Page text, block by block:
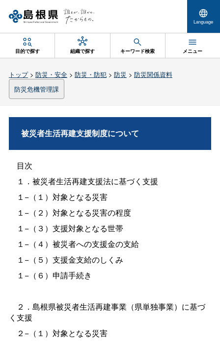
Language
目的で探す 組織で探す キーワード検索 メニュー
トップ> 防災・安全> 防災・防犯> 防災 > 防災関係資料
防災危機管理課
被災者生活再建支援制度について
目次
１．被災者生活再建支援法に基づく支援
１−（１）対象となる災害
１−（２）対象となる災害の程度
１−（３）支援対象となる世帯
１−（４）被災者への支援金の支給
１−（５）支援金支給のしくみ
１−（６）申請手続き
２．島根県被災者生活再建事業（県単独事業）に基づ
く支援
２−（１）対象となる災害